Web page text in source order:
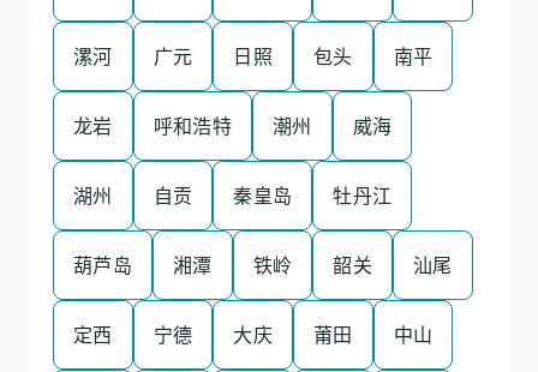
漯河 广元 日照 包头 南平
龙岩 呼和浩特 潮州 威海
湖州 自贡 秦皇岛 牡丹江
葫芦岛 湘潭 铁岭 韶关 汕尾
定西 宁德 大庆 莆田 中山